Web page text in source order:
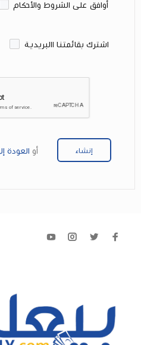
أوافق على الشروط والأحكام
اشترك بقائمتنا االبريدية
إنشاء أو العودة